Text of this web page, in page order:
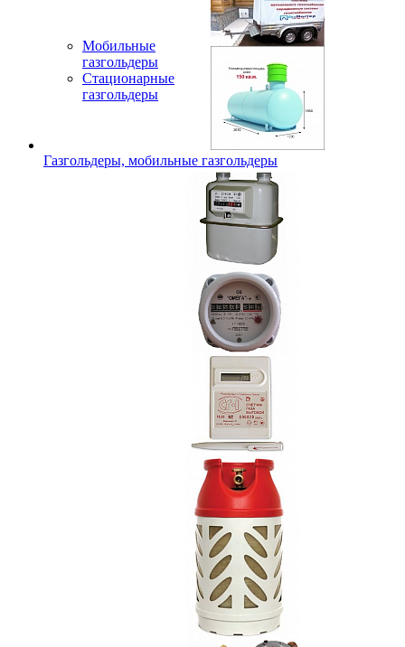
Мобильные
газгольдеры
Стационарные
газгольдеры
Газгольдеры, мобильные газгольдеры